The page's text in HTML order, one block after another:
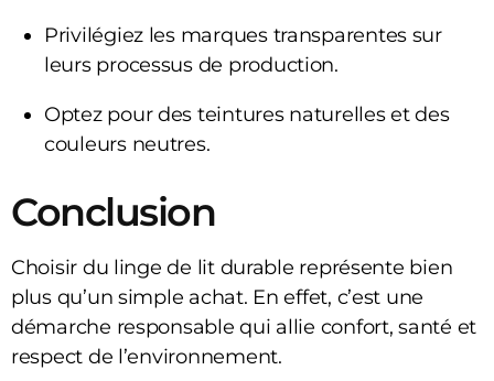
Privilégiez les marques transparentes sur
leurs processus de production.
Optez pour des teintures naturelles et des
couleurs neutres.
Conclusion
Choisir du linge de lit durable représente bien
plus qu’un simple achat. En effet, c’est une
démarche responsable qui allie confort, santé et
respect de l’environnement.